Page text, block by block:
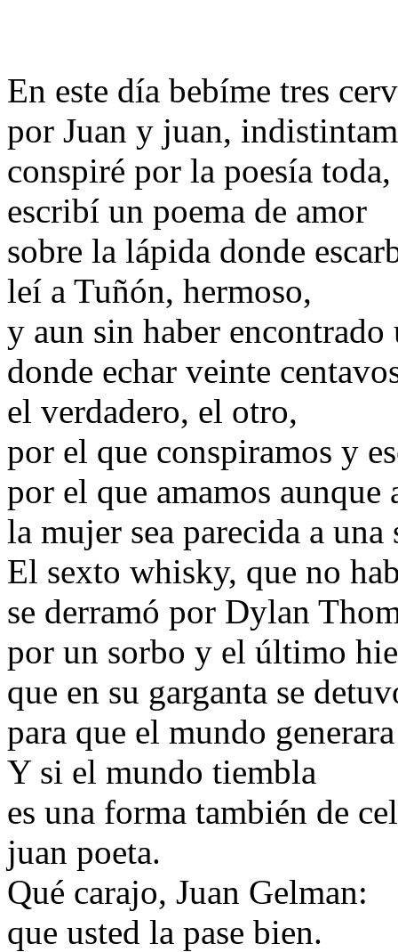
En este día bebíme tres
por Juan y juan,
conspiré por la poesía toda,
escribí un poema de amor
sobre la lápida donde
leí a Tuñón, hermoso,
y aun sin haber encontrado
donde echar veinte
el verdadero, el otro,
por el que conspiramos y
por el que amamos aunque
la mujer sea parecida a una
El sexto whisky, que no
se derramó por Dylan
por un sorbo y el último
que en su garganta se
para que el mundo
Y si el mundo tiembla
es una forma también de
juan poeta.
Qué carajo, Juan Gelman:
que usted la pase bien.